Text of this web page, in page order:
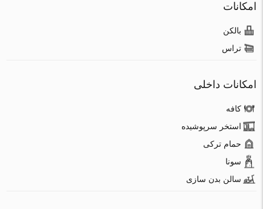
امکانات
بالکن
تراس
امکانات داخلی
کافه
استخر سرپوشیده
حمام ترکی
سونا
سالن بدن سازی